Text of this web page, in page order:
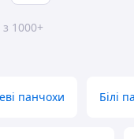
1000+
панчохи Білі